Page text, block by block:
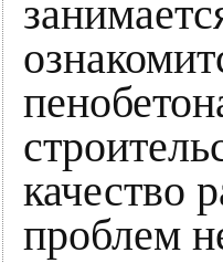
качество
проблем